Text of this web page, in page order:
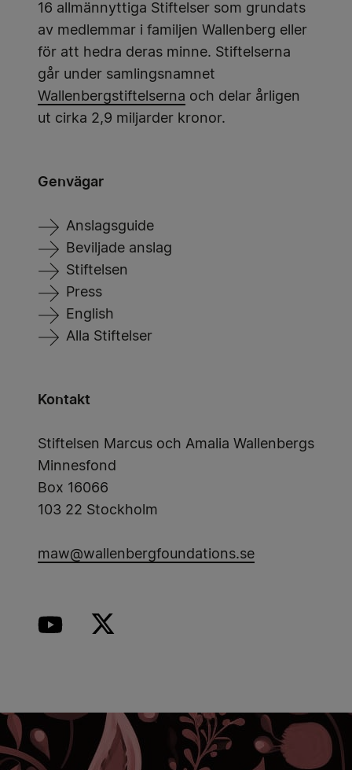
16 allmännyttiga Stiftelser som grundats
av medlemmar i familjen Wallenberg eller
för att hedra deras minne. Stiftelserna
går under samlingsnamnet
Wallenbergstiftelserna och delar årligen
ut cirka 2,9 miljarder kronor.
Genvägar
Anslagsguide
Beviljade anslag
Stiftelsen
Press
English
Alla Stiftelser
Kontakt
Stiftelsen Marcus och Amalia Wallenbergs
Minnesfond
Box 16066
103 22 Stockholm
maw@wallenbergfoundations.se